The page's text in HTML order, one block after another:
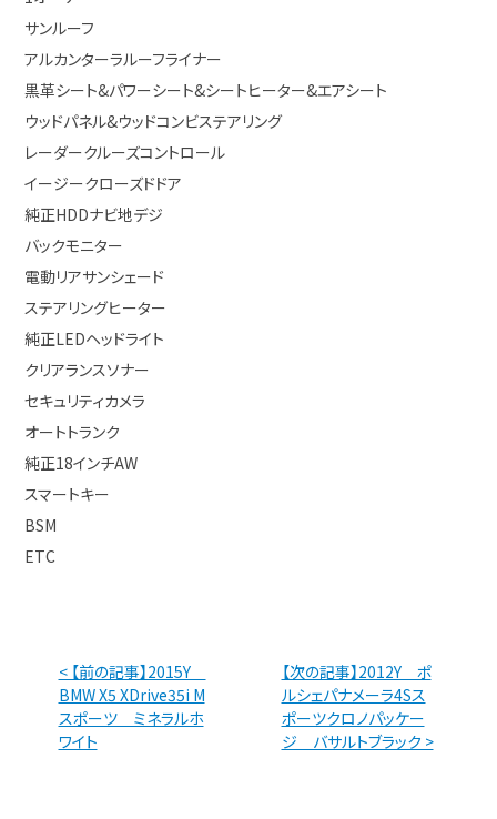
サンルーフ
アルカンターラルーフライナー
黒革シート&パワーシート&シートヒーター&エアシート
ウッドパネル&ウッドコンビステアリング
レーダークルーズコントロール
イージークローズドドア
純正HDDナビ地デジ
バックモニター
電動リアサンシェード
ステアリングヒーター
純正LEDヘッドライト
クリアランスソナー
セキュリティカメラ
オートトランク
純正18インチAW
スマートキー
BSM
ETC
< 【前の記事】2015Y
BMW X5 XDrive35i M
スポーツ ミネラルホ
ワイト
【次の記事】2012Y ポ
ルシェパナメーラ4Sス
ポーツクロノパッケー
ジ バサルトブラック >